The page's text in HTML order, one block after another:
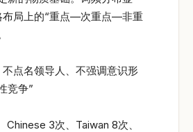
布局上的“重点—次重点—非重
点名领导人、不强调意识形
竞争”
Chinese 3次、Taiwan 8次、